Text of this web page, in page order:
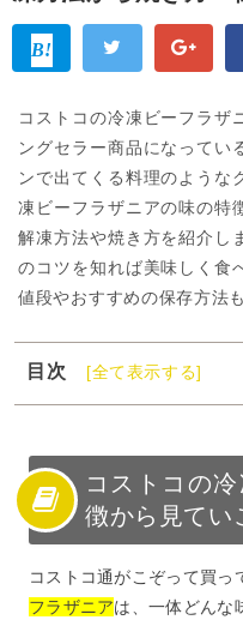
コストコの冷凍ビーフラザ
ングセラー商品になってい
ンで出てくる料理のような
凍ビーフラザニアの味の特
解凍方法や焼き方を紹介し
のコツを知れば美味しく食
値段やおすすめの保存方法
目次
[全て表示する]
1
コストコの冷凍ビー
3
コストコの冷凍ビーフ
4
コストコの冷凍ビーフ
5
コストコの冷凍ビー
コストコの
徴から見てい
コストコ通がこぞって買
フラザニアは、一体どんな